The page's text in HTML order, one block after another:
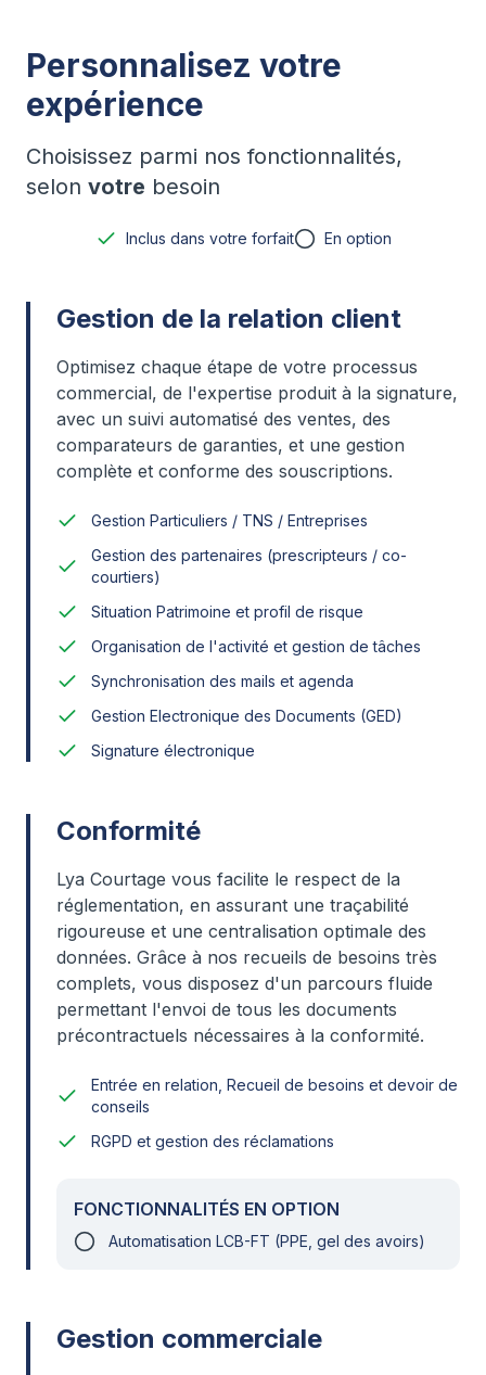
Personnalisez votre
expérience
Choisissez parmi nos fonctionnalités,
selon votre besoin
Inclus dans votre forfait En option
Gestion de la relation client
Optimisez chaque étape de votre processus
commercial, de l'expertise produit à la signature,
avec un suivi automatisé des ventes, des
comparateurs de garanties, et une gestion
complète et conforme des souscriptions.
Gestion Particuliers / TNS / Entreprises
Gestion des partenaires (prescripteurs / co-
courtiers)
Situation Patrimoine et profil de risque
Organisation de l'activité et gestion de tâches
Synchronisation des mails et agenda
Gestion Electronique des Documents (GED)
Signature électronique
Conformité
Lya Courtage vous facilite le respect de la
réglementation, en assurant une traçabilité
rigoureuse et une centralisation optimale des
données. Grâce à nos recueils de besoins très
complets, vous disposez d'un parcours fluide
permettant l'envoi de tous les documents
précontractuels nécessaires à la conformité.
Entrée en relation, Recueil de besoins et devoir de
conseils
RGPD et gestion des réclamations
FONCTIONNALITÉS EN OPTION
Automatisation LCB-FT (PPE, gel des avoirs)
Gestion commerciale